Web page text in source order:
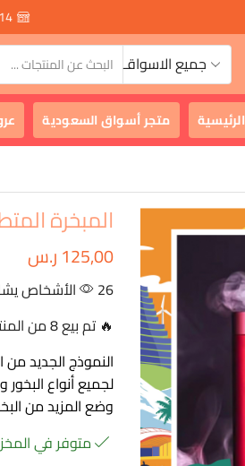
14 يومًا من الإرجاع المجاني والسريع
جميع الاسواقـ
الرئيسية متجر أسواق السعودية
المبخرة
125,00ر.س
26 الأشخاص يشاهدون هذا المنتج الآن
🔥 تم بيع 8 من المنتج في آخر 3 days
النموذج الجديد من
لجميع أنواع
وضع المزيد من
متوفر في